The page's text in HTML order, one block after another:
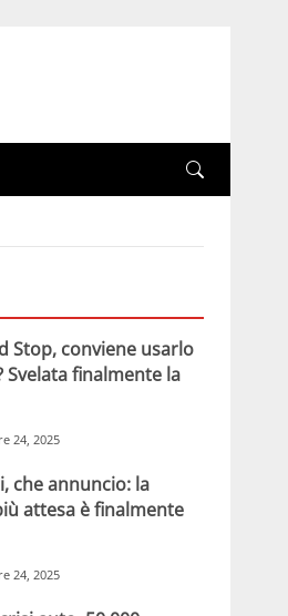
Stop, conviene usarlo
Svelata finalmente la
24, 2025
che annuncio: la
attesa è finalmente
24, 2025